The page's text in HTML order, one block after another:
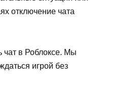
отключение чата
чат в Роблоксе. Мы
игрой без